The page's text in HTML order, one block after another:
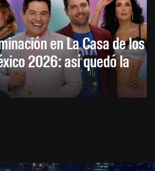
en La Casa de los
2026: así quedó la